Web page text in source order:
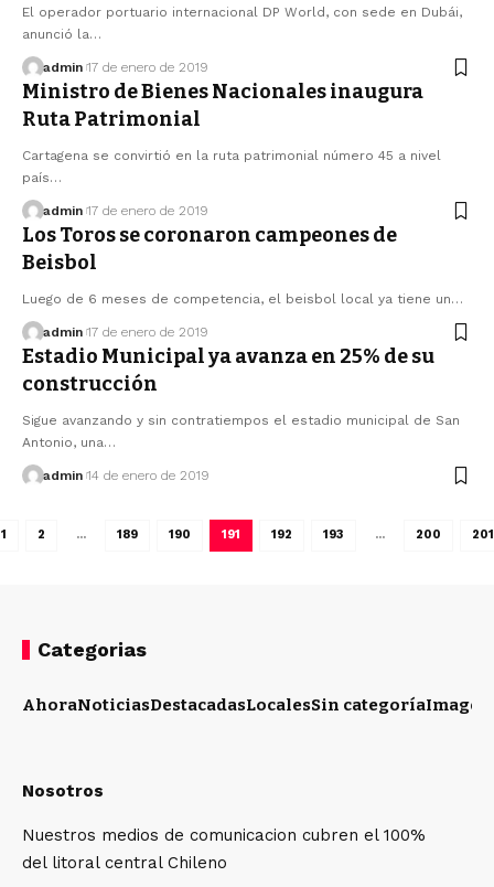
El operador portuario internacional DP World, con sede en Dubái,
anunció la…
admin 17 de enero de 2019
Ministro de Bienes Nacionales inaugura
Ruta Patrimonial
Cartagena se convirtió en la ruta patrimonial número 45 a nivel
país…
admin 17 de enero de 2019
Los Toros se coronaron campeones de
Beisbol
Luego de 6 meses de competencia, el beisbol local ya tiene un…
admin 17 de enero de 2019
Estadio Municipal ya avanza en 25% de su
construcción
Sigue avanzando y sin contratiempos el estadio municipal de San
Antonio, una…
admin 14 de enero de 2019
1 2 … 189 190 191 192 193 … 200 201
Categorias
AhoraNoticiasDestacadasLocalesSin categoríaImagen
Nosotros
Nuestros medios de comunicacion cubren el 100%
del litoral central Chileno